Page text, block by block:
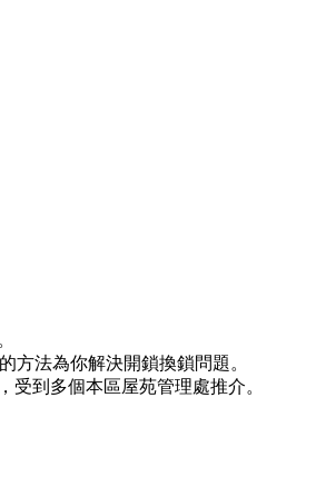
方法為你解決開鎖換鎖問題。
到多個本區屋苑管理處推介。